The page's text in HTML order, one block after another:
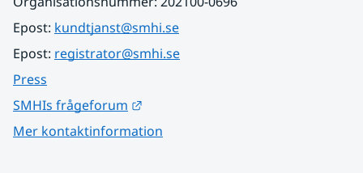
Epost: kundtjanst@smhi.se
Epost: registrator@smhi.se
Press
SMHIs frågeforum
Mer kontaktinformation